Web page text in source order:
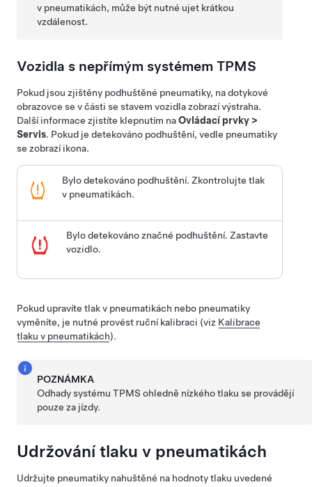
v pneumatikách, může být nutné ujet krátkou
vzdálenost.
Vozidla s nepřímým systémem TPMS
Pokud jsou zjištěny podhuštěné pneumatiky, na dotykové
obrazovce se v části se stavem vozidla zobrazí výstraha.
Další informace zjistíte klepnutím naOvládací prvky >
Servis. Pokud je detekováno podhuštění, vedle pneumatiky
se zobrazí ikona.
Bylo detekováno podhuštění. Zkontrolujte tlak
v pneumatikách.
Bylo detekováno značné podhuštění. Zastavte
vozidlo.
Pokud upravíte tlak v pneumatikách nebo pneumatiky
vyměníte, je nutné provést ruční kalibraci (viz Kalibrace
tlaku v pneumatikách).
POZNÁMKA
Odhady systému TPMS ohledně nízkého tlaku se provádějí
pouze za jízdy.
Udržování tlaku v pneumatikách
Udržujte pneumatiky nahuštěné na hodnoty tlaku uvedené